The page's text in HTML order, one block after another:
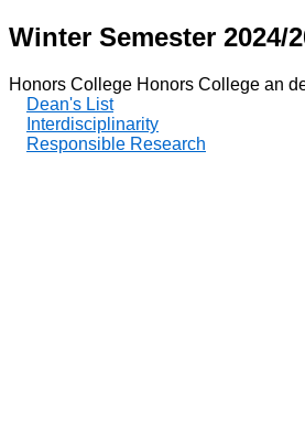
Winter Semester 2024/
Honors College Honors College an
Dean's List
Interdisciplinarity
Responsible Research